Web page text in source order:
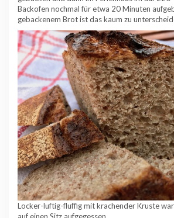
Backofen nochmal für etwa 20 Minuten
gebackenem Brot ist das kaum zu
Locker-luftig-fluffig mit krachender Kruste
auf einen Sitz aufgegessen…